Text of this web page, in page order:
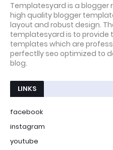
Templatesyard is a blogger
high quality blogger
layout and robust design.
templatesyard is to provide
templates which are
perfectlly seo optimized to
blog.
LINKS
facebook
instagram
youtube